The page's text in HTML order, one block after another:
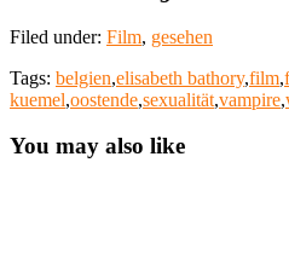
Filed under: Film, gesehen
Tags: belgien,elisabeth bathory,film,
kuemel,oostende,sexualität,vampire,
You may also like